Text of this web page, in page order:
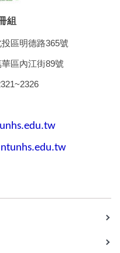
組
區明德路365號
區內江街89號